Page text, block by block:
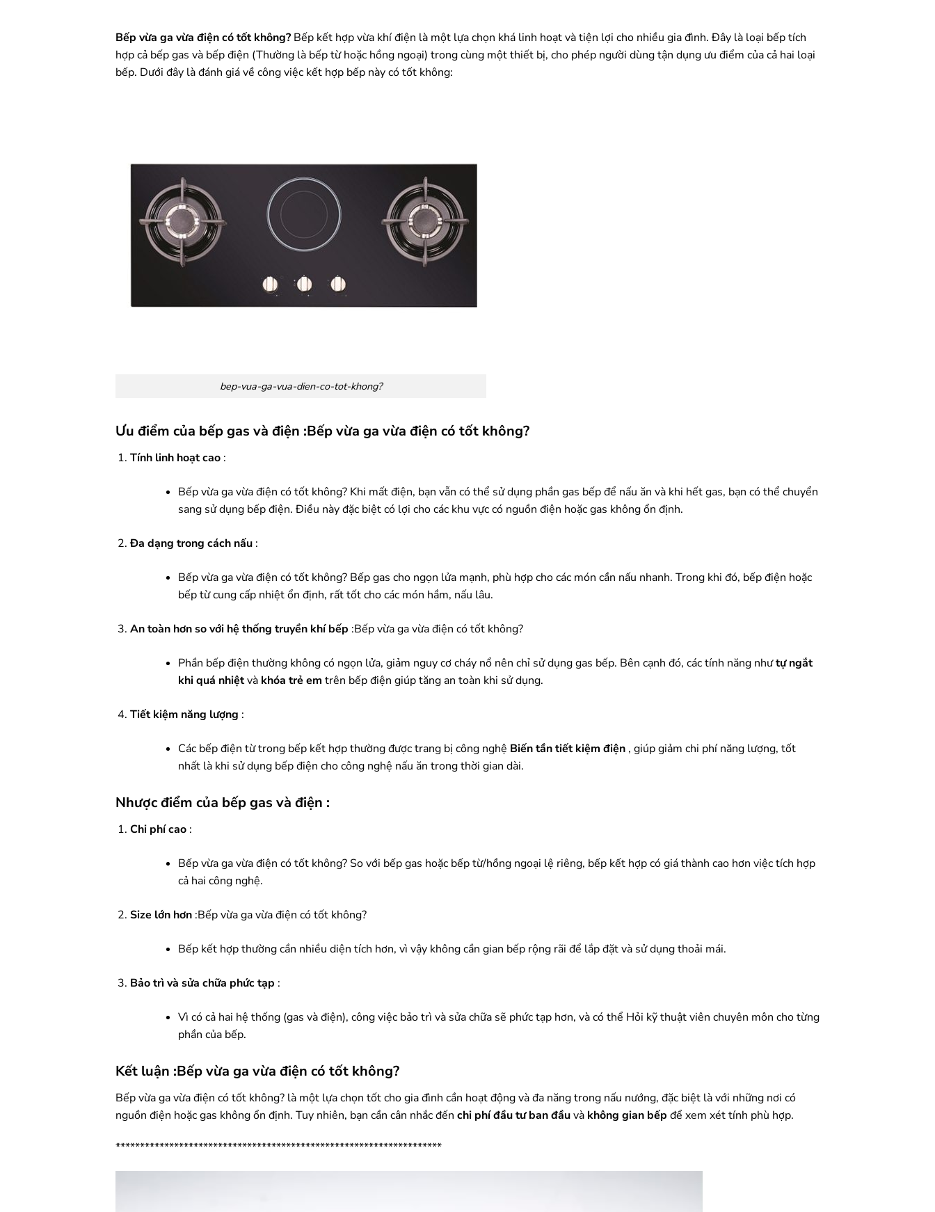
Bếp vừa ga vừa điện có tốt không? Bếp kết hợp vừa khí điện là một lựa chọn khá linh hoạt và tiện lợi cho nhiều gia đình. Đây là loại bếp tích
hợp cả bếp gas và bếp điện (Thường là bếp từ hoặc hồng ngoại) trong cùng một thiết bị, cho phép người dùng tận dụng ưu điểm của cả hai loại
bếp. Dưới đây là đánh giá về công việc kết hợp bếp này có tốt không:
bep-vua-ga-vua-dien-co-tot-khong?
Ưu điểm của bếp gas và điện :Bếp vừa ga vừa điện có tốt không?
Tính linh hoạt cao:
Bếp vừa ga vừa điện có tốt không? Khi mất điện, bạn vẫn có thể sử dụng phần gas bếp để nấu ăn và khi hết gas, bạn có thể chuyển
sang sử dụng bếp điện. Điều này đặc biệt có lợi cho các khu vực có nguồn điện hoặc gas không ổn định.
Đa dạng trong cách nấu:
Bếp vừa ga vừa điện có tốt không? Bếp gas cho ngọn lửa mạnh, phù hợp cho các món cần nấu nhanh. Trong khi đó, bếp điện hoặc
bếp từ cung cấp nhiệt ổn định, rất tốt cho các món hầm, nấu lâu.
An toàn hơn so với hệ thống truyền khí bếp :Bếp vừa ga vừa điện có tốt không?
Phần bếp điện thường không có ngọn lửa, giảm nguy cơ cháy nổ nên chỉ sử dụng gas bếp. Bên cạnh đó, các tính năng nhưtự ngắt
khi quá nhiệtvà khóa trẻ em trên bếp điện giúp tăng an toàn khi sử dụng.
Tiết kiệm năng lượng :
Các bếp điện từ trong bếp kết hợp thường được trang bị công nghệ Biến tần tiết kiệm điện, giúp giảm chi phí năng lượng, tốt
nhất là khi sử dụng bếp điện cho công nghệ nấu ăn trong thời gian dài.
Nhược điểm của bếp gas và điện :
Chi phí cao:
Bếp vừa ga vừa điện có tốt không? So với bếp gas hoặc bếp từ/hồng ngoại lệ riêng, bếp kết hợp có giá thành cao hơn việc tích hợp
cả hai công nghệ.
Size lớn hơn:Bếp vừa ga vừa điện có tốt không?
Bếp kết hợp thường cần nhiều diện tích hơn, vì vậy không cần gian bếp rộng rãi để lắp đặt và sử dụng thoải mái.
Bảo trì và sửa chữa phức tạp :
Vì có cả hai hệ thống (gas và điện), công việc bảo trì và sửa chữa sẽ phức tạp hơn, và có thể Hỏi kỹ thuật viên chuyên môn cho từng
phần của bếp.
Kết luận :Bếp vừa ga vừa điện có tốt không?
Bếp vừa ga vừa điện có tốt không? là một lựa chọn tốt cho gia đình cần hoạt động và đa năng trong nấu nướng, đặc biệt là với những nơi có
nguồn điện hoặc gas không ổn định. Tuy nhiên, bạn cần cân nhắc đếnchi phí đầu tư ban đầuvà không gian bếp để xem xét tính phù hợp.
*******************************************************************